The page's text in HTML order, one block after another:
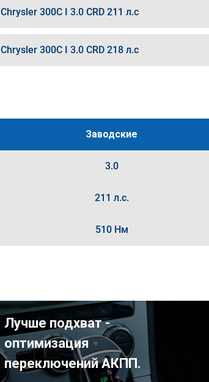
Chrysler 300C I 3.0 CRD 211 л.с
Chrysler 300C I 3.0 CRD 218 л.с
Заводские
3.0
211 л.с.
510 Нм
Лучше подхват -
оптимизация
переключений АКПП.